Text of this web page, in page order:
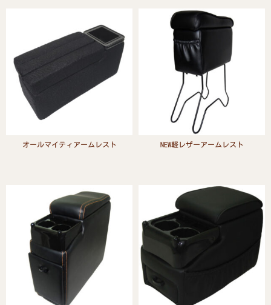
オールマイティアームレスト NEW軽レザーアームレスト